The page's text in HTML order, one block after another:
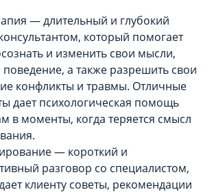
— длительный и глубокий
который помогает
и изменить свои мысли,
поведение, а также разрешить свои
конфликты и травмы. Отличные
дает психологическая помощь
в моменты, когда теряется смысл
— короткий и
разговор со специалистом,
клиенту советы, рекомендации